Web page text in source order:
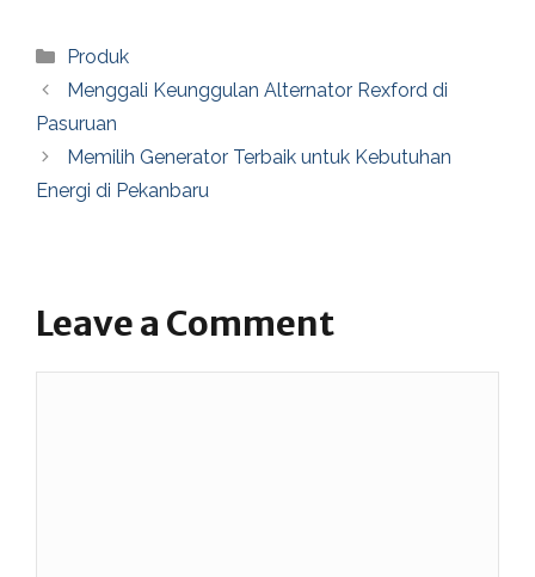
Categories
Produk
Menggali Keunggulan Alternator Rexford di
Pasuruan
Memilih Generator Terbaik untuk Kebutuhan
Energi di Pekanbaru
Leave a Comment